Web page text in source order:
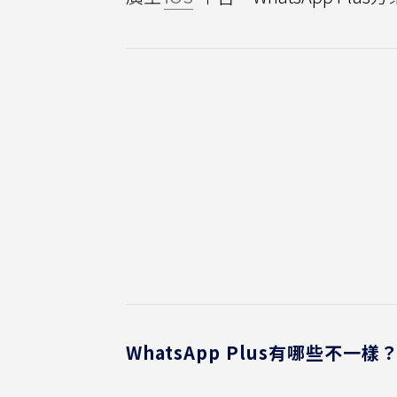
WhatsApp Plus有哪些不一樣